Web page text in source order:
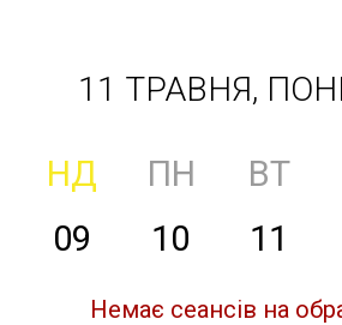
11 ТРАВНЯ,
НД ПН ВТ
09 10 11
Немає сеансів на